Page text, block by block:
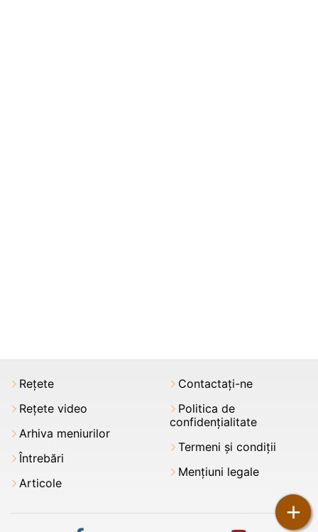
+
Rețete
Rețete video
Arhiva meniurilor
Întrebări
Articole
Contactați-ne
Politica de
confidențialitate
Termeni şi condiții
Mențiuni legale